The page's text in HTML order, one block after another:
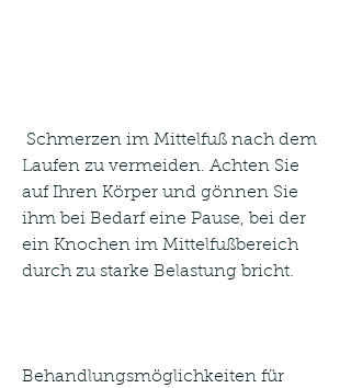
Laufen zu vermeiden. Achten Sie
auf Ihren Körper und gönnen Sie
ihm bei Bedarf eine Pause, bei der
ein Knochen im Mittelfußbereich
durch zu starke Belastung bricht.
Behandlungsmöglichkeiten für